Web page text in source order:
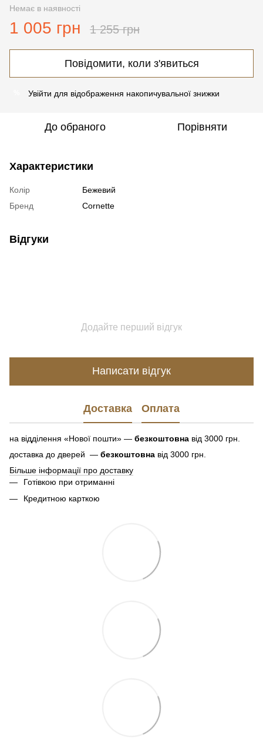
Немає в наявності
1 005 грн 1 255 грн
Повідомити, коли з'явиться
Увійти для відображення накопичувальної знижки
До обраного Порівняти
Характеристики
Колір
Бежевий
Бренд
Cornette
Відгуки
Додайте перший відгук
Написати відгук
Доставка Оплата
на відділення «Нової пошти» — безкоштовна від 3000 грн.
доставка до дверей — безкоштовна від 3000 грн.
Більше інформації про доставку
Готівкою при отриманні
Кредитною карткою